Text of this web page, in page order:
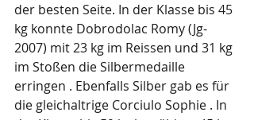
der besten Seite. In der Klasse bis 45
kg konnte Dobrodolac Romy (Jg-
2007) mit 23 kg im Reissen und 31 kg
im Stoßen die Silbermedaille
erringen . Ebenfalls Silber gab es für
die gleichaltrige Corciulo Sophie . In